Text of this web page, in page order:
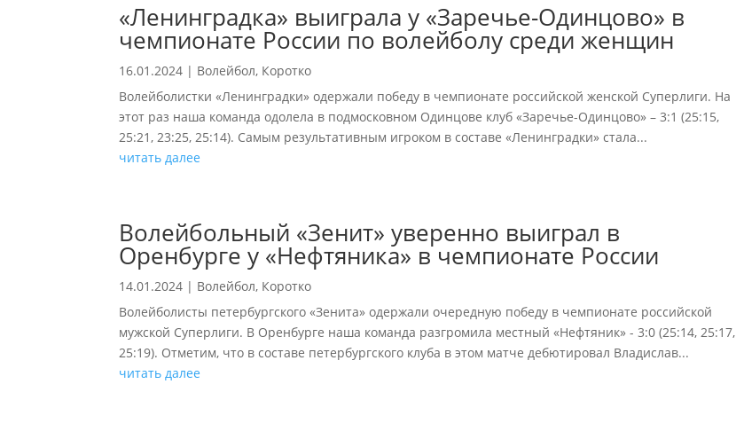
«Ленинградка» выиграла у «Заречье-Одинцово» в
чемпионате России по волейболу среди женщин
16.01.2024 | Волейбол, Коротко
Волейболистки «Ленинградки» одержали победу в чемпионате российской женской Суперлиги. На
этот раз наша команда одолела в подмосковном Одинцове клуб «Заречье-Одинцово» – 3:1 (25:15,
25:21, 23:25, 25:14). Самым результативным игроком в составе «Ленинградки» стала...
читать далее
Волейбольный «Зенит» уверенно выиграл в
Оренбурге у «Нефтяника» в чемпионате России
14.01.2024 | Волейбол, Коротко
Волейболисты петербургского «Зенита» одержали очередную победу в чемпионате российской
мужской Суперлиги. В Оренбурге наша команда разгромила местный «Нефтяник» - 3:0 (25:14, 25:17,
25:19). Отметим, что в составе петербургского клуба в этом матче дебютировал Владислав...
читать далее